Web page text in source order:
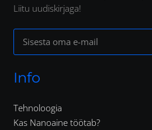
Liitu uudiskirjaga!
Info
Tehnoloogia
Kas Nanoaine töötab?